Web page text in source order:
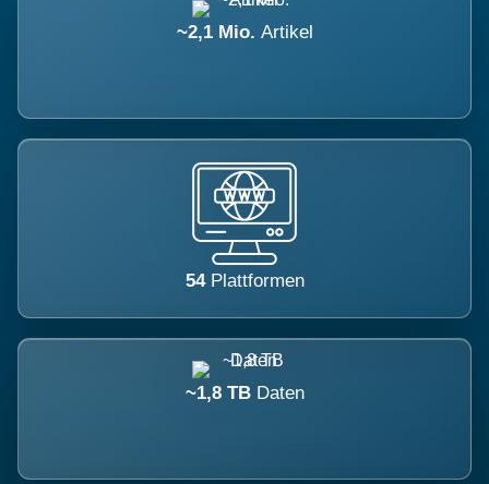
~2,1 Mio. Artikel
54 Plattformen
~1,8 TB Daten